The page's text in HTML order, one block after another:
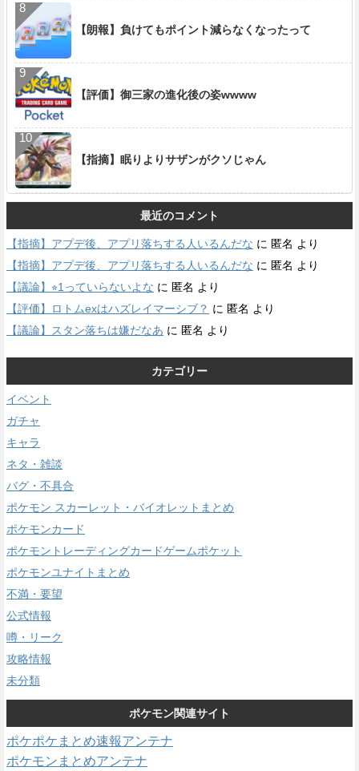
【朗報】負けてもポイント減らなくなったって
【評価】御三家の進化後の姿wwww
【指摘】眠りよりサザンがクソじゃん
最近のコメント
【指摘】アプデ後、アプリ落ちする人いるんだな に 匿名 より
【指摘】アプデ後、アプリ落ちする人いるんだな に 匿名 より
【議論】⭐︎1っていらないよな に 匿名 より
【評価】ロトムexはハズレイマーシブ？ に 匿名 より
【議論】スタン落ちは嫌だなあ に 匿名 より
カテゴリー
イベント
ガチャ
キャラ
ネタ・雑談
バグ・不具合
ポケモン スカーレット・バイオレットまとめ
ポケモンカード
ポケモントレーディングカードゲームポケット
ポケモンユナイトまとめ
不満・要望
公式情報
噂・リーク
攻略情報
未分類
ポケモン関連サイト
ポケポケまとめ速報アンテナ
ポケモンまとめアンテナ